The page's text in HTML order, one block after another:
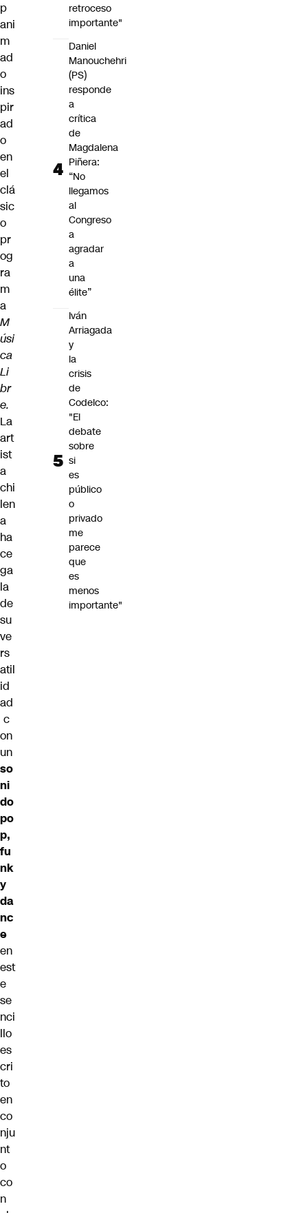
p
ani
m
ad
o
ins
pir
ad
o
en
el
clá
sic
o
pr
og
ra
m
a
M
úsi
ca
Li
br
e.
La
art
ist
a
chi
len
a
ha
ce
ga
la
de
su
ve
rs
atil
id
ad
c
on
un
so
ni
do
po
p,
fu
nk
y
da
nc
e
en
est
e
se
nci
llo
es
cri
to
en
co
nju
nt
o
co
n
retroceso
importante"
Daniel
Manouchehri
(PS)
responde
a
crítica
de
Magdalena
Piñera:
“No
llegamos
al
Congreso
a
agradar
a
una
élite”
Iván
Arriagada
y
la
crisis
de
Codelco:
"El
debate
sobre
si
es
público
o
privado
me
parece
que
es
menos
importante"